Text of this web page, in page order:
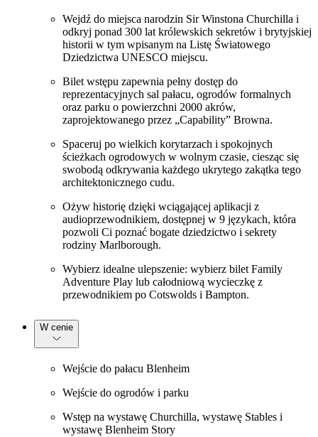
Wejdź do miejsca narodzin Sir Winstona Churchilla i
odkryj ponad 300 lat królewskich sekretów i brytyjskiej
historii w tym wpisanym na Listę Światowego
Dziedzictwa UNESCO miejscu.
Bilet wstępu zapewnia pełny dostęp do
reprezentacyjnych sal pałacu, ogrodów formalnych
oraz parku o powierzchni 2000 akrów,
zaprojektowanego przez „Capability” Browna.
Spaceruj po wielkich korytarzach i spokojnych
ścieżkach ogrodowych w wolnym czasie, ciesząc się
swobodą odkrywania każdego ukrytego zakątka tego
architektonicznego cudu.
Ożyw historię dzięki wciągającej aplikacji z
audioprzewodnikiem, dostępnej w 9 językach, która
pozwoli Ci poznać bogate dziedzictwo i sekrety
rodziny Marlborough.
Wybierz idealne ulepszenie: wybierz bilet Family
Adventure Play lub całodniową wycieczkę z
przewodnikiem po Cotswolds i Bampton.
W cenie
Wejście do pałacu Blenheim
Wejście do ogrodów i parku
Wstęp na wystawę Churchilla, wystawę Stables i
wystawę Blenheim Story